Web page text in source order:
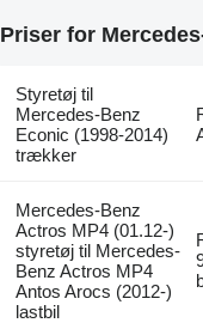
Priser for
Styretøj til
Mercedes-Benz
Econic (1998-2014)
trækker
Mercedes-Benz
Actros MP4 (01.12-)
styretøj til Mercedes-
Benz Actros MP4
Antos Arocs (2012-)
lastbil